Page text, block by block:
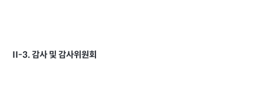
II-3. 감사 및 감사위원회